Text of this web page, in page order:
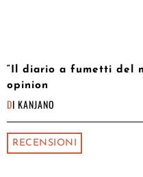
“Il diario a fumetti del
opinion
DI KANJANO
RECENSIONI